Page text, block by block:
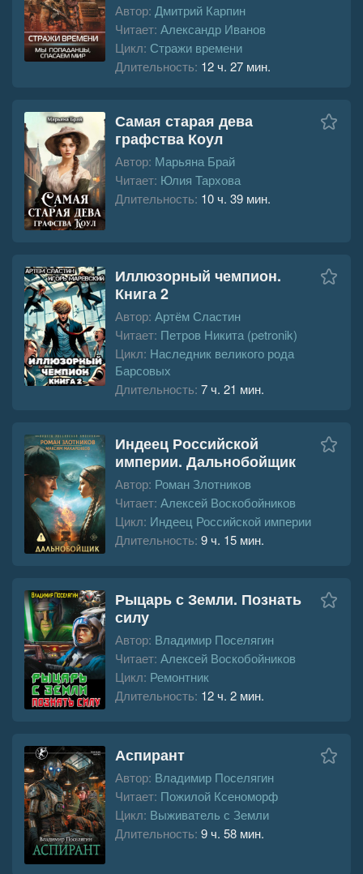
Автор: Дмитрий Карпин
Читает: Александр Иванов
Цикл: Стражи времени
Длительность: 12 ч. 27 мин.
Самая старая дева
графства Коул
Автор: Марьяна Брай
Читает: Юлия Тархова
Длительность: 10 ч. 39 мин.
Иллюзорный чемпион.
Книга 2
Автор: Артём Сластин
Читает: Петров Никита (petronik)
Цикл: Наследник великого рода
Барсовых
Длительность: 7 ч. 21 мин.
Индеец Российской
империи. Дальнобойщик
Автор: Роман Злотников
Читает: Алексей Воскобойников
Цикл: Индеец Российской империи
Длительность: 9 ч. 15 мин.
Рыцарь с Земли. Познать
силу
Автор: Владимир Поселягин
Читает: Алексей Воскобойников
Цикл: Ремонтник
Длительность: 12 ч. 2 мин.
Аспирант
Автор: Владимир Поселягин
Читает: Пожилой Ксеноморф
Цикл: Выживатель с Земли
Длительность: 9 ч. 58 мин.